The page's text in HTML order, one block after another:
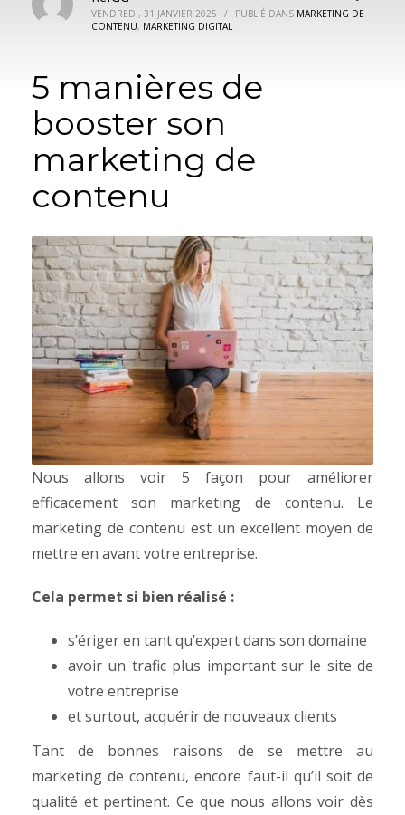
VENDREDI, 31 JANVIER 2025 / PUBLIÉ DANS MARKETING DE
CONTENU, MARKETING DIGITAL
5 manières de
booster son
marketing de
contenu
Nous allons voir 5 façon pour améliorer
efficacement son marketing de contenu. Le
marketing de contenu est un excellent moyen de
mettre en avant votre entreprise.
Cela permet si bien réalisé :
s’ériger en tant qu’expert dans son domaine
avoir un trafic plus important sur le site de
votre entreprise
et surtout, acquérir de nouveaux clients
Tant de bonnes raisons de se mettre au
marketing de contenu, encore faut-il qu’il soit de
qualité et pertinent. Ce que nous allons voir dès